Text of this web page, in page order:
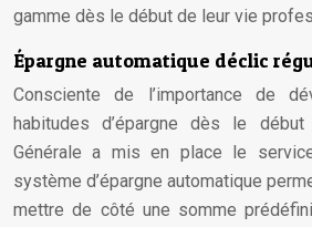
gamme dès le début de leur vie
Épargne automatique déclic
Consciente de l’importance de
habitudes d’épargne dès le
Générale a mis en place le
système d’épargne automatique
mettre de côté une somme